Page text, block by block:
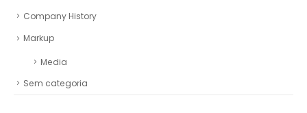
Company History
Markup
Media
Sem categoria